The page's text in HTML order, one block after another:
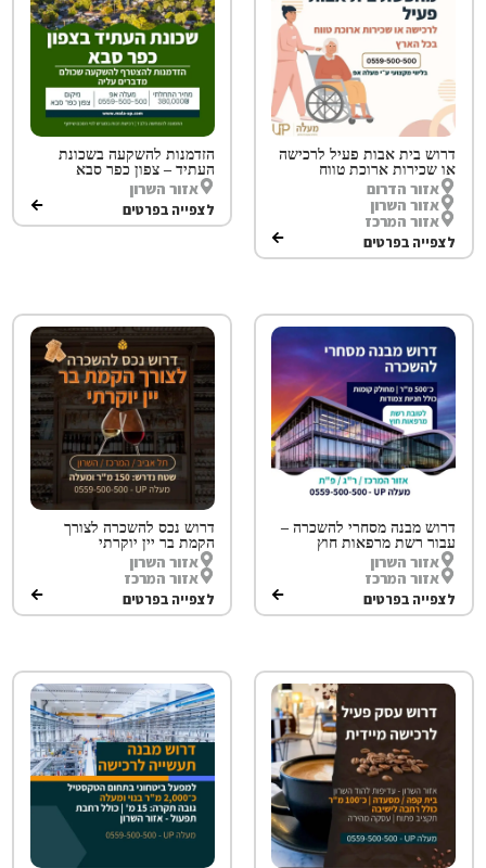
דרוש בית אבות פעיל לרכישה
או שכירות ארוכת טווח
אזור הדרום
אזור השרון
אזור המרכז
לצפייה בפרטים
הזדמנות להשקעה בשכונת
העתיד – צפון כפר סבא
אזור השרון
לצפייה בפרטים
דרוש מבנה מסחרי להשכרה –
עבור רשת מרפאות חוץ
אזור השרון
אזור המרכז
לצפייה בפרטים
דרוש נכס להשכרה לצורך
הקמת בר יין יוקרתי
אזור השרון
אזור המרכז
לצפייה בפרטים